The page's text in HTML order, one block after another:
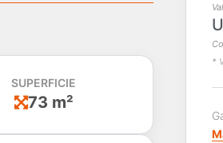
SUPERFICIE
73 m²
*